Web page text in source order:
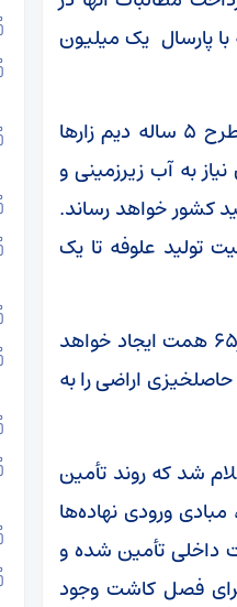
پارسال یک میلیون
مجید آنجفی گفت: یکی از محور‌های اصلی برنامه معاونت امور زراعت، اجرای طرح ۵ ساله دیم زار‌ها
تن گندم بدون نیاز به آب زیرزمینی و
از ۱۰ درصد فعلی به ۴۰ درصد کل تولید کشور خواهد رساند.
ظرفیت تولید علوفه تا یک
وی افزود: این طرح با اعتبار ۵.۵ همتی برای یک دوره ۵ ساله، ارزشی بیش از۶۵ همت ایجاد خواهد
اراضی را به
شد که روند تأمین
ورودی نهاده‌ها
داخلی تأمین شده و
فصل کاشت وجود